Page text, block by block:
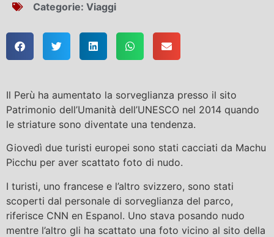
Categorie: Viaggi
Il Perù ha aumentato la sorveglianza presso il sito
Patrimonio dell’Umanità dell’UNESCO nel 2014 quando
le striature sono diventate una tendenza.
Giovedì due turisti europei sono stati cacciati da Machu
Picchu per aver scattato foto di nudo.
I turisti, uno francese e l’altro svizzero, sono stati
scoperti dal personale di sorveglianza del parco,
riferisce CNN en Espanol. Uno stava posando nudo
mentre l’altro gli ha scattato una foto vicino al sito della